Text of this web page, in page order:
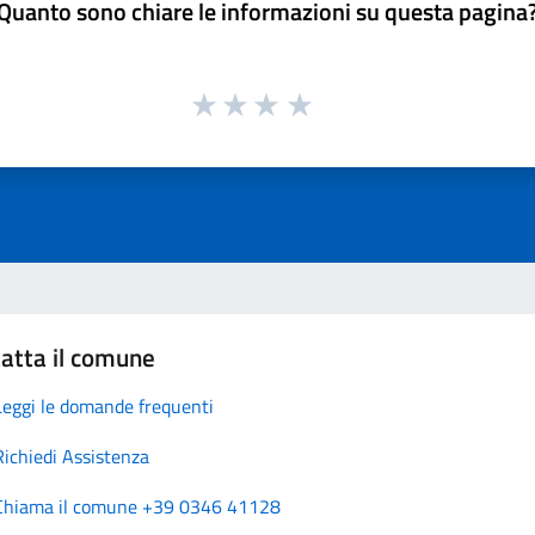
sono chiare le informazioni su questa
il comune
le domande frequenti
Assistenza
il comune +39 0346 41128